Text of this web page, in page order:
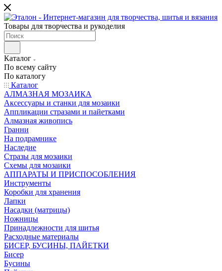
Товары для творчества и рукоделия
Каталог
По всему сайту
По каталогу
Каталог
АЛМАЗНАЯ МОЗАИКА
Аксессуары и станки для мозаики
Аппликации стразами и пайетками
Алмазная живопись
Гранни
На подрамнике
Наследие
Стразы для мозаики
Схемы для мозаики
АППАРАТЫ И ПРИСПОСОБЛЕНИЯ
Инструменты
Коробки для хранения
Лапки
Насадки (матрицы)
Ножницы
Принадлежности для шитья
Расходные материалы
БИСЕР, БУСИНЫ, ПАЙЕТКИ
Бисер
Бусины